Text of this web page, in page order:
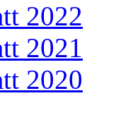
2022
2021
2020